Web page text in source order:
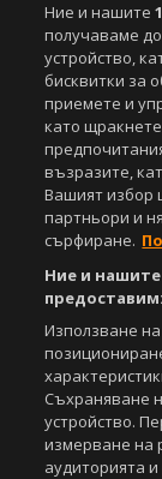
Copyright © 2007-
Този уебсайт е
За нас Екип За
Етични правила на
Управление на
Съдържанието на
под закрила на
Всички статии,
видео материали,
Спортал, освен ако
публикуване на
Агенция Спортал,
www.sportal.bg.
публикувани в
санкционирани с
Свали
Ние и нашите
получаваме
устройство,
бисквитки за
приемете и
като
възразите,
Вашият избор
партньори и
сърфиране.
Ние и
предоставим:
Използване
Съхраняване
устройство.
измерване на
аудиторията